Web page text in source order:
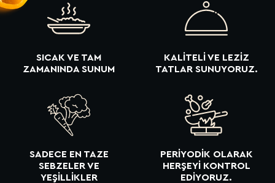
SICAK VE TAM
ZAMANINDA SUNUM
KALITELI VE LEZIZ
TATLAR SUNUYORUZ.
SADECE EN TAZE
SEBZELER VE
YEŞILLIKLER
PERIYODIK OLARAK
HERŞEYI KONTROL
EDIYORUZ.